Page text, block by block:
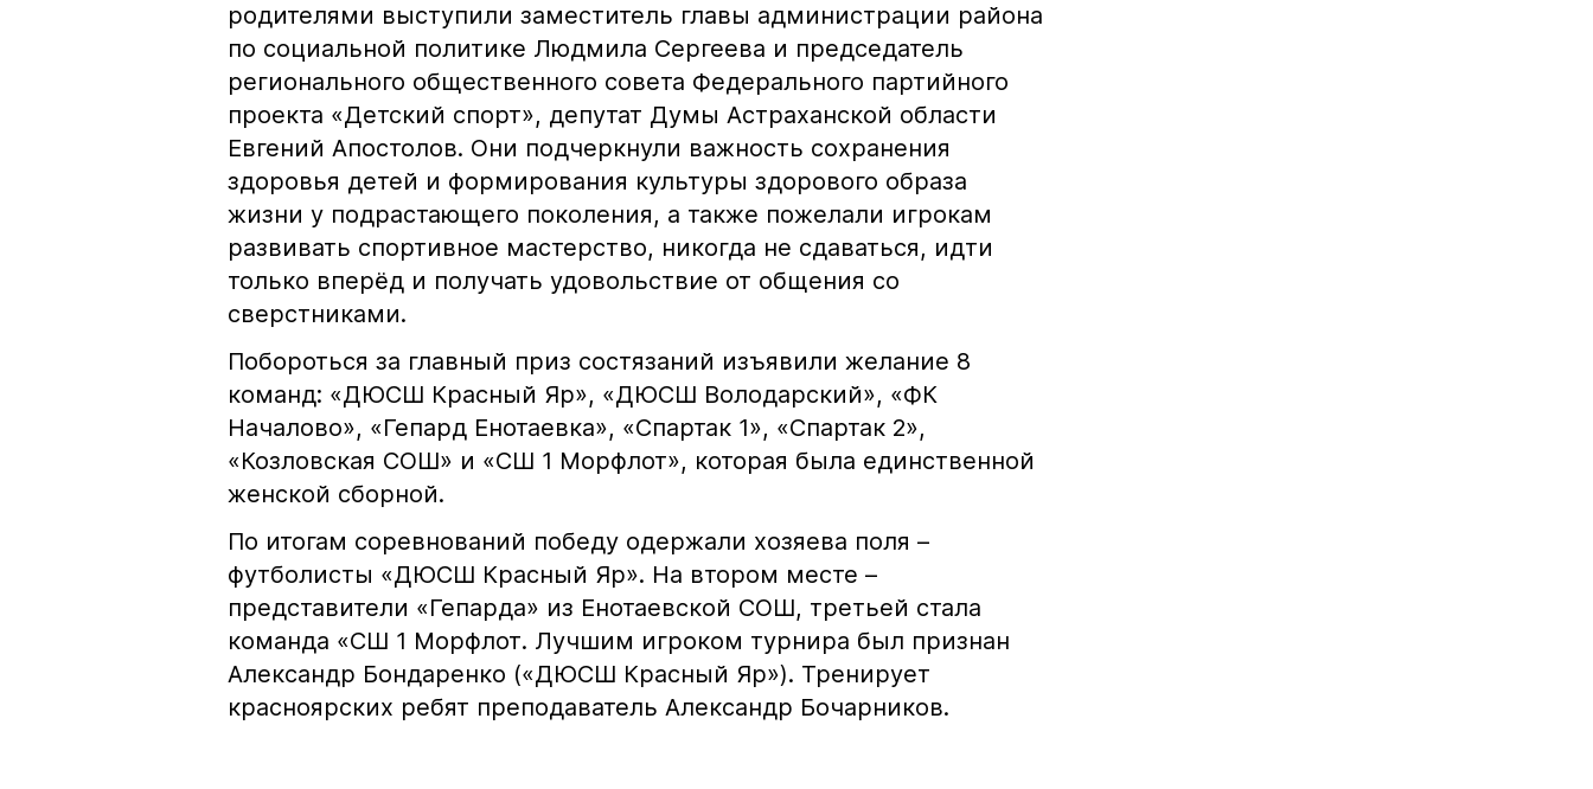
родителями выступили заместитель главы администрации района
по социальной политике Людмила Сергеева и председатель
регионального общественного совета Федерального партийного
проекта «Детский спорт», депутат Думы Астраханской области
Евгений Апостолов. Они подчеркнули важность сохранения
здоровья детей и формирования культуры здорового образа
жизни у подрастающего поколения, а также пожелали игрокам
развивать спортивное мастерство, никогда не сдаваться, идти
только вперёд и получать удовольствие от общения со
сверстниками.
Побороться за главный приз состязаний изъявили желание 8
команд: «ДЮСШ Красный Яр», «ДЮСШ Володарский», «ФК
Началово», «Гепард Енотаевка», «Спартак 1», «Спартак 2»,
«Козловская СОШ» и «СШ 1 Морфлот», которая была единственной
женской сборной.
По итогам соревнований победу одержали хозяева поля –
футболисты «ДЮСШ Красный Яр». На втором месте –
представители «Гепарда» из Енотаевской СОШ, третьей стала
команда «СШ 1 Морфлот. Лучшим игроком турнира был признан
Александр Бондаренко («ДЮСШ Красный Яр»). Тренирует
красноярских ребят преподаватель Александр Бочарников.